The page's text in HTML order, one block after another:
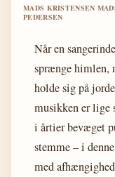
MADS KRISTENSEN
PEDERSEN
Når en
sprænge himlen,
holde sig på
musikken er lige
i årtier bevæget
stemme – i
med